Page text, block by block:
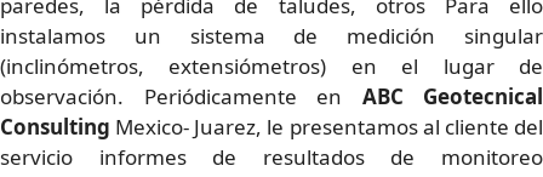
instalamos un sistema de medición singular
(inclinómetros, extensiómetros) en el lugar de
observación. Periódicamente en ABC Geotecnical
Consulting Mexico- Juarez, le presentamos al cliente del
servicio informes de resultados de monitoreo